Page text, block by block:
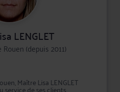
LENGLET
(depuis 2011)
Maître Lisa LENGLET
service de ses clients